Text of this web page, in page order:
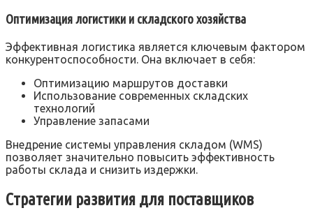
Оптимизация логистики и складского хозяйства
Эффективная логистика является ключевым фактором
конкурентоспособности. Она включает в себя:
Оптимизацию маршрутов доставки
Использование современных складских
технологий
Управление запасами
Внедрение системы управления складом (WMS)
позволяет значительно повысить эффективность
работы склада и снизить издержки.
Стратегии развития для поставщиков